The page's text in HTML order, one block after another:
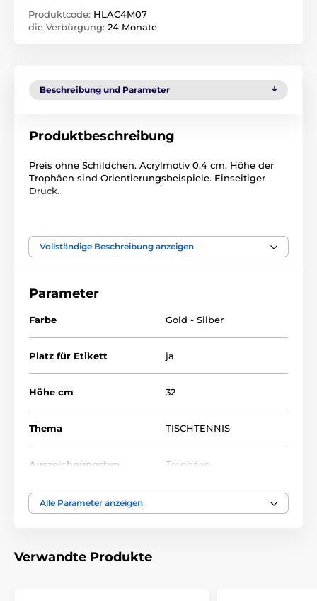
Produktcode: HLAC4M07
die Verbürgung: 24 Monate
Beschreibung und Parameter
Produktbeschreibung
Preis ohne Schildchen. Acrylmotiv 0.4 cm. Höhe der
Trophäen sind Orientierungsbeispiele. Einseitiger
Druck.
Tischtennis Acryltrophäen HLAC4
Vollständige Beschreibung anzeigen
Parameter
Farbe Gold - Silber
Platz für Etikett ja
Höhe cm 32
Thema TISCHTENNIS
Auszeichnungstyp Trophäen
Material
Emblems
Alle Parameter anzeigen
Verwandte Produkte